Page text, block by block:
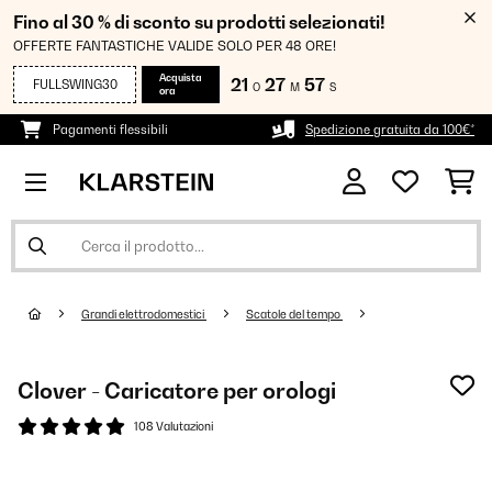
Fino al 30 % di sconto su prodotti selezionati!
OFFERTE FANTASTICHE VALIDE SOLO PER 48 ORE!
FULLSWING30
Acquista
ora
21 O 27 M 57 S
Pagamenti flessibili Spedizione gratuita da 100€*
Grandi elettrodomestici Scatole del tempo
Clover - Caricatore per orologi
108 Valutazioni